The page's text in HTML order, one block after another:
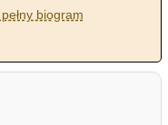
biogram